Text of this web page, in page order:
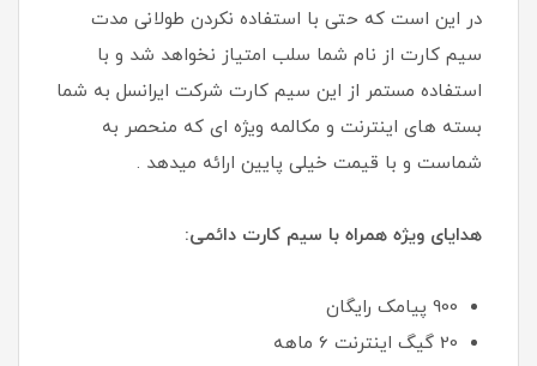
در این است که حتی با استفاده نکردن طولانی مدت
سیم کارت از نام شما سلب امتیاز نخواهد شد و با
استفاده مستمر از این سیم کارت شرکت ایرانسل به شما
بسته های اینترنت و مکالمه ویژه ای که منحصر به
شماست و با قیمت خیلی پایین ارائه میدهد .
هدایای ویژه همراه با سیم کارت دائمی:
900 پیامک رایگان
20 گیگ اینترنت 6 ماهه